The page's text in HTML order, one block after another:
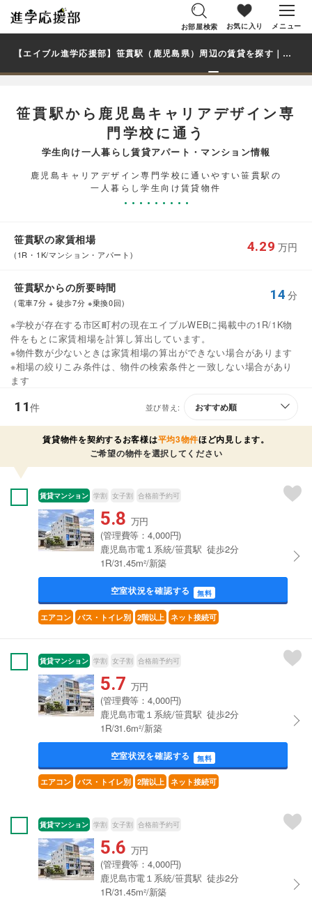
お部屋検索 お気に入り メニュー
【エイブル進学応援部】笹貫駅（鹿児島県）周辺の賃貸を探す｜鹿児島キャリアデザイン専門学校学生・大学生の一人暮らし向け賃貸マンション・アパート
笹貫駅から鹿児島キャリアデザイン専
門学校に通う
学生向け一人暮らし賃貸アパート・マンション情報
鹿児島キャリアデザイン専門学校に通いやすい笹貫駅の
一人暮らし学生向け賃貸物件
笹貫駅の家賃相場
(1R・1K/マンション・アパート)
4.29 万円
笹貫駅からの所要時間
(電車7分 + 徒歩7分 ※乗換0回)
14 分
※学校が存在する市区町村の現在エイブルWEBに掲載中の1R/1K物
件をもとに家賃相場を計算し算出しています。
※物件数が少ないときは家賃相場の算出ができない場合があります
※相場の絞りこみ条件は、物件の検索条件と一致しない場合があり
ます
11件 並び替え:
賃貸物件を契約するお客様は平均3物件ほど内見します。
ご希望の物件を選択してください
賃貸マンション 学割 女子割 合格前予約可
5.8 万円
(管理費等：4,000円)
鹿児島市電１系統/笹貫駅 徒歩2分
1R/31.45m²/新築
空室状況を確認する 無料
エアコン バス・トイレ別 2階以上 ネット接続可
賃貸マンション 学割 女子割 合格前予約可
5.7 万円
(管理費等：4,000円)
鹿児島市電１系統/笹貫駅 徒歩2分
1R/31.6m²/新築
空室状況を確認する 無料
エアコン バス・トイレ別 2階以上 ネット接続可
賃貸マンション 学割 女子割 合格前予約可
5.6 万円
(管理費等：4,000円)
鹿児島市電１系統/笹貫駅 徒歩2分
1R/31.45m²/新築